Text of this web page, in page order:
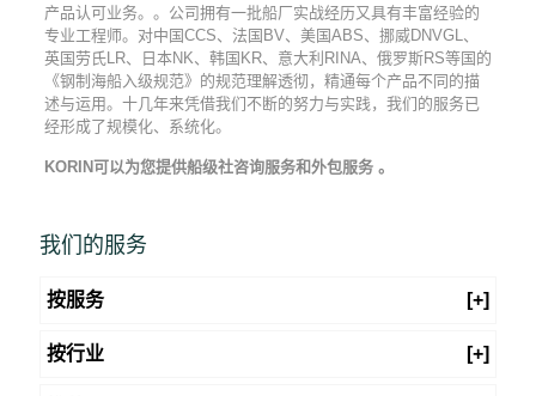
产品认可业务。。公司拥有一批船厂实战经历又具有丰富经验的
专业工程师。对中国CCS、法国BV、美国ABS、挪威DNVGL、
英国劳氏LR、日本NK、韩国KR、意大利RINA、俄罗斯RS等国的
《钢制海船入级规范》的规范理解透彻，精通每个产品不同的描
述与运用。十几年来凭借我们不断的努力与实践，我们的服务已
经形成了规模化、系统化。
KORIN可以为您提供船级社咨询服务和外包服务 。
我们的服务
按服务 [+]
按行业 [+]